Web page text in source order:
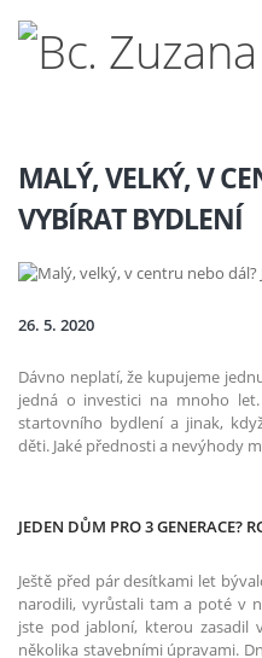
MALÝ, VELKÝ, V
VYBÍRAT BYDLENÍ
26. 5. 2020
Dávno neplatí, že kupujeme
jedná o investici na mnoho
startovního bydlení a jinak,
děti. Jaké přednosti a nevýhody
JEDEN DŮM PRO 3 GENERACE?
Ještě před pár desítkami let
narodili, vyrůstali tam a poté v
jste pod jabloní, kterou zasadil
několika stavebními úpravami.